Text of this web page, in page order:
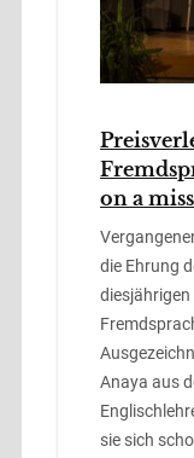
on a
die Ehrung
Anaya aus
sie sich